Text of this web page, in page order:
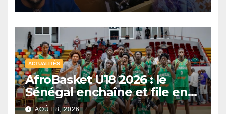
ACTUALITÉS
AfroBasket U18 2026 : le
Sénégal enchaîne et file en
quarts de finale
AOÛT 8, 2026